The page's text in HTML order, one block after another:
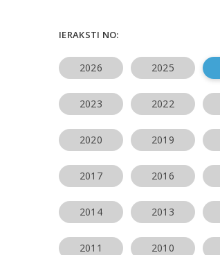
IERAKSTI NO:
2026 2025
2023 2022
2020 2019
2017 2016
2014 2013
2011 2010